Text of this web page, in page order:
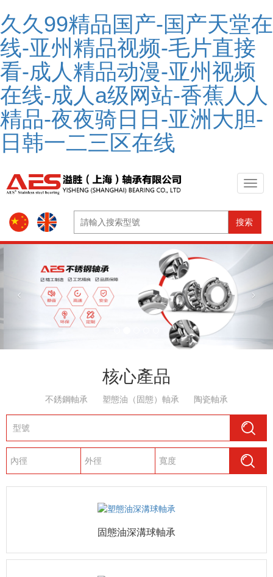
久久99精品国产-国产天堂在
线-亚州精品视频-毛片直接
看-成人精品动漫-亚州视频
在线-成人a级网站-香蕉人人
精品-夜夜骑日日-亚洲大胆-
日韩一二三区在线
搜索
核心產品
不銹鋼軸承 塑態油（固態）軸承 陶瓷軸承
固態油深溝球軸承